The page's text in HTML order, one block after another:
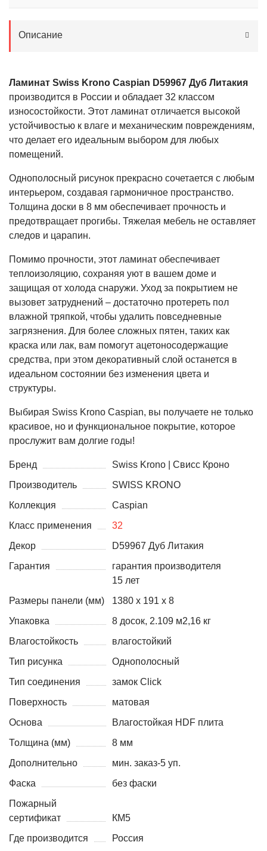
Описание
Ламинат Swiss Krono Caspian D59967 Дуб Литакия
производится в России и обладает 32 классом
износостойкости. Этот ламинат отличается высокой
устойчивостью к влаге и механическим повреждениям,
что делает его идеальным выбором для любых
помещений.
Однополосный рисунок прекрасно сочетается с любым
интерьером, создавая гармоничное пространство.
Толщина доски в 8 мм обеспечивает прочность и
предотвращает прогибы. Тяжелая мебель не оставляет
следов и царапин.
Помимо прочности, этот ламинат обеспечивает
теплоизоляцию, сохраняя уют в вашем доме и
защищая от холода снаружи. Уход за покрытием не
вызовет затруднений – достаточно протереть пол
влажной тряпкой, чтобы удалить повседневные
загрязнения. Для более сложных пятен, таких как
краска или лак, вам помогут ацетоносодержащие
средства, при этом декоративный слой останется в
идеальном состоянии без изменения цвета и
структуры.
Выбирая Swiss Krono Caspian, вы получаете не только
красивое, но и функциональное покрытие, которое
прослужит вам долгие годы!
Бренд
Swiss Krono | Свисс Кроно
Производитель
SWISS KRONO
Коллекция
Caspian
Класс применения
32
Декор
D59967 Дуб Литакия
Гарантия
гарантия производителя
15 лет
Размеры панели (мм)
1380 х 191 х 8
Упаковка
8 досок, 2.109 м2,16 кг
Влагостойкость
влагостойкий
Тип рисунка
Однополосный
Тип соединения
замок Click
Поверхность
матовая
Основа
Влагостойкая HDF плита
Толщина (мм)
8 мм
Дополнительно
мин. заказ-5 уп.
Фаска
без фаски
Пожарный
сертификат
КМ5
Где производится
Россия